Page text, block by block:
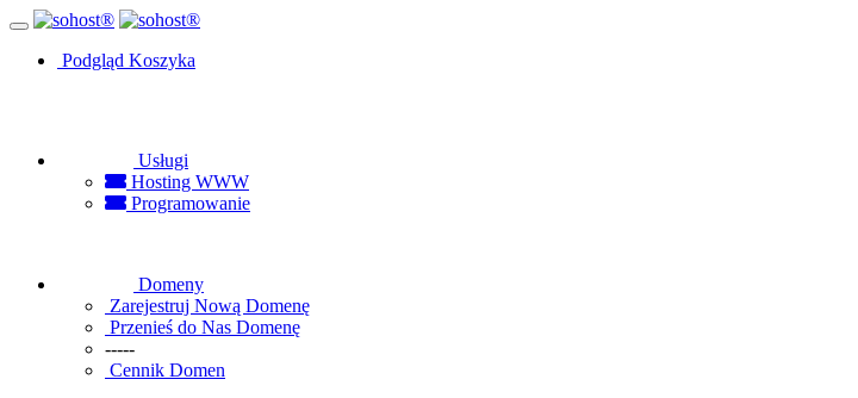
Podgląd Koszyka
Usługi
Hosting WWW
Programowanie
Domeny
Zarejestruj Nową Domenę
Przenieś do Nas Domenę
-----
Cennik Domen